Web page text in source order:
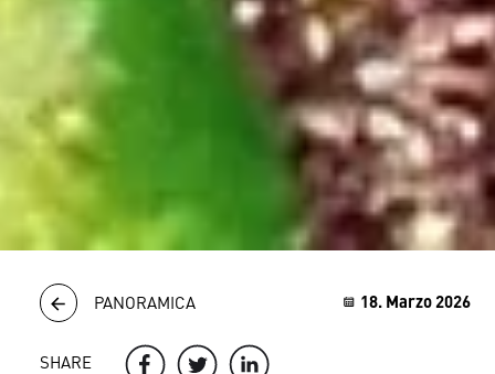
PANORAMICA
SHARE
18. Marzo 2026